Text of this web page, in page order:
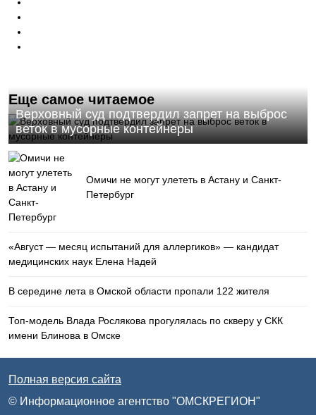
Еще самое читаемое
Верховный суд подтвердил запрет на выброс
веток в мусорные контейнеры
Омичи не могут улететь в Астану и Санкт-
Петербург
«Август — месяц испытаний для аллергиков» — кандидат
медицинских наук Елена Надей
В середине лета в Омской области пропали 122 жителя
Топ-модель Влада Рослякова прогулялась по скверу у СКК
имени Блинова в Омске
Полная версия сайта
© Информационное агентство "ОМСКРЕГИОН"